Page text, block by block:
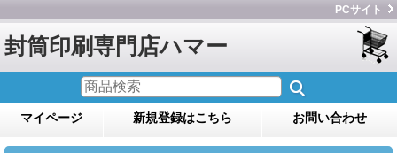
PCサイト
封筒印刷専門店ハマー
マイページ 新規登録はこちら お問い合わせ